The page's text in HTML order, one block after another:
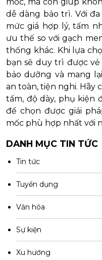
dễ dàng bảo trì. Với
mức giá hợp lý, tấm
ưu thế so với gạch
thống khác. Khi lựa
bạn sẽ duy trì được
bảo dưỡng và mang
an toàn, tiện nghi. Hãy
tấm, độ dày, phụ kiện
để chọn được giải
mốc phù hợp nhất với
DANH MỤC TIN TỨC
Tin tức
Tuyển dụng
Văn hóa
Sự kiện
Xu hướng